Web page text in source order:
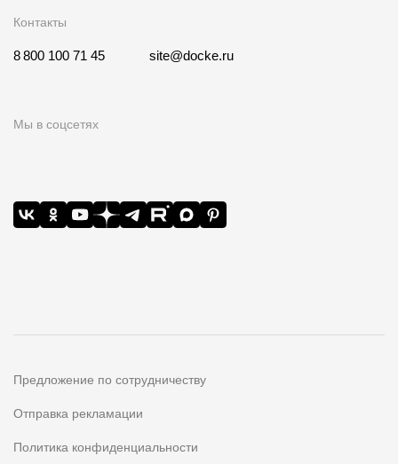
Контакты
8 800 100 71 45 site@docke.ru
Мы в соцсетях
Предложение по сотрудничеству
Отправка рекламации
Политика конфиденциальности